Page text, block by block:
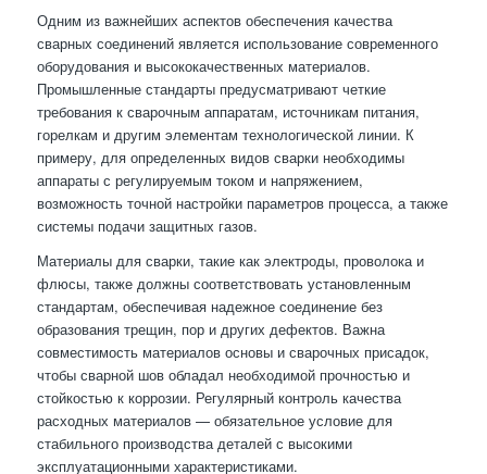
Одним из важнейших аспектов обеспечения качества
сварных соединений является использование современного
оборудования и высококачественных материалов.
Промышленные стандарты предусматривают четкие
требования к сварочным аппаратам, источникам питания,
горелкам и другим элементам технологической линии. К
примеру, для определенных видов сварки необходимы
аппараты с регулируемым током и напряжением,
возможность точной настройки параметров процесса, а также
системы подачи защитных газов.
Материалы для сварки, такие как электроды, проволока и
флюсы, также должны соответствовать установленным
стандартам, обеспечивая надежное соединение без
образования трещин, пор и других дефектов. Важна
совместимость материалов основы и сварочных присадок,
чтобы сварной шов обладал необходимой прочностью и
стойкостью к коррозии. Регулярный контроль качества
расходных материалов — обязательное условие для
стабильного производства деталей с высокими
эксплуатационными характеристиками.